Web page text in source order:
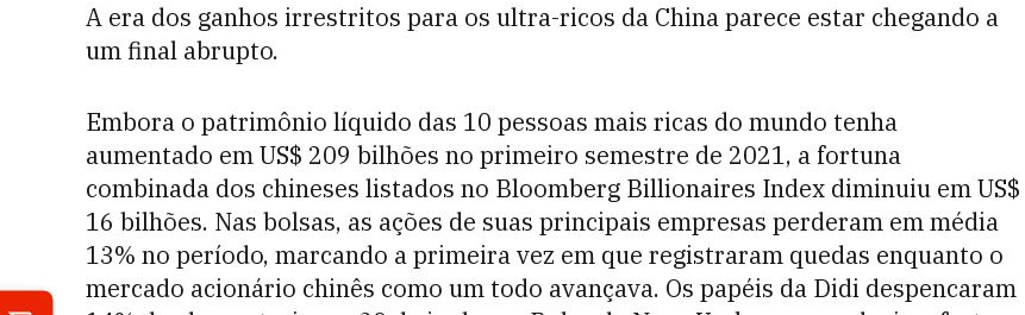
A era dos ganhos irrestritos para os ultra-ricos da China parece estar chegando a
um final abrupto.
Embora o patrimônio líquido das 10 pessoas mais ricas do mundo tenha
aumentado em US$ 209 bilhões no primeiro semestre de 2021, a fortuna
combinada dos chineses listados no Bloomberg Billionaires Index diminuiu em US$
16 bilhões. Nas bolsas, as ações de suas principais empresas perderam em média
13% no período, marcando a primeira vez em que registraram quedas enquanto o
mercado acionário chinês como um todo avançava. Os papéis da Didi despencaram